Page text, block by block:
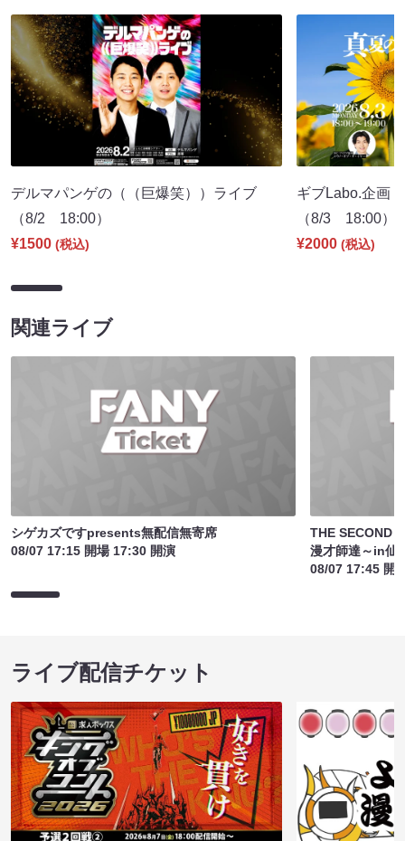
デルマパンゲの（（巨爆笑））ライブ
（8/2 18:00）
¥1500 (税込)
ギブLabo.企画
（8/3 18:00）
¥2000 (税込)
関連ライブ
シゲカズですpresents無配信無寄席
08/07 17:15 開場 17:30 開演
THE SECOND
漫才師達～in仙
08/07 17:45 開
ライブ配信チケット